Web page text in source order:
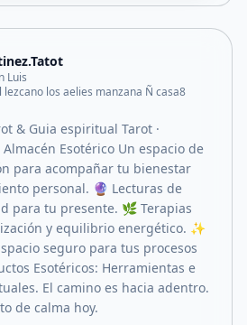
Luis
los aelies manzana Ñ casa8
& Guia espiritual Tarot ·
Almacén Esotérico Un espacio de
para acompañar tu bienestar
personal. 🔮 Lecturas de
para tu presente. 🌿 Terapias
y equilibrio energético. ✨
seguro para tus procesos
Esotéricos: Herramientas e
El camino es hacia adentro.
de calma hoy.